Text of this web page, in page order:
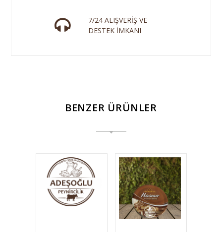
7/24 ALIŞVERİŞ VE
DESTEK İMKANI
BENZER ÜRÜNLER